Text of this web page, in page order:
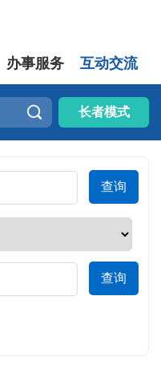
办事服务 互动交流
 长者模式
查询
查询